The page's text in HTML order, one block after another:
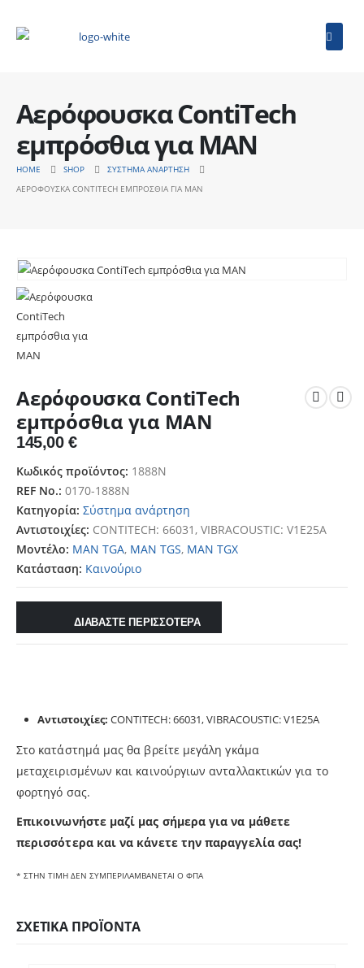
Αερόφουσκα ContiTech
εμπρόσθια για MAN
HOME SHOP
ΣΎΣΤΗΜΑ ΑΝΆΡΤΗΣΗ
ΑΕΡΌΦΟΥΣΚΑ CONTITECH ΕΜΠΡΌΣΘΙΑ ΓΙΑ MAN
Αερόφουσκα ContiTech
εμπρόσθια για MAN
145,00€
Κωδικός προϊόντος: 1888N
REF No.: 0170-1888N
Κατηγορία: Σύστημα ανάρτηση
Αντιστοιχίες: CONTITECH: 66031, VIBRACOUSTIC: V1E25A
Μοντέλο: MAN TGA, MAN TGS, MAN TGX
Κατάσταση: Καινούριο
ΔΙΑΒΑΣΤΕ ΠΕΡΙΣΣΟΤΕΡΑ
Αντιστοιχίες: CONTITECH: 66031, VIBRACOUSTIC: V1E25A
Στο κατάστημά μας θα βρείτε μεγάλη γκάμα
μεταχειρισμένων και καινούργιων ανταλλακτικών για το
φορτηγό σας.
Επικοινωνήστε μαζί μας σήμερα για να μάθετε
περισσότερα και να κάνετε την παραγγελία σας!
* ΣΤΗΝ ΤΙΜΗ ΔΕΝ ΣΥΜΠΕΡΙΛΑΜΒΑΝΕΤΑΙ Ο ΦΠΑ
ΣΧΕΤΙΚΆ ΠΡΟΪΌΝΤΑ